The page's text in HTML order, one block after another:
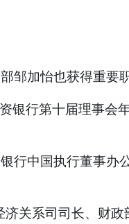
邹加怡也获得重要职
行第十届理事会
行中国执行董事
关系司司长、财